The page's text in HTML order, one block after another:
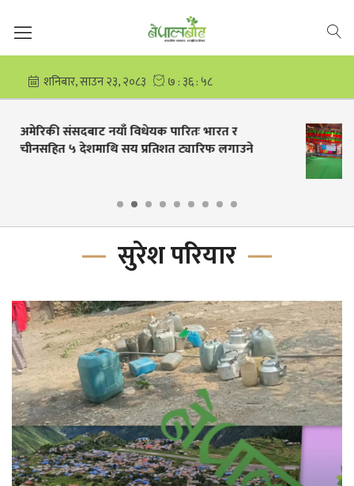
हुम्लाको महाबौद्ध माविको वार्षिक आम्दानी २ करोड १
लाख
सुरेश परियार